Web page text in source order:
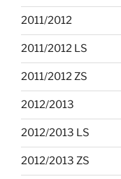
2011/2012
2011/2012 LS
2011/2012 ZS
2012/2013
2012/2013 LS
2012/2013 ZS